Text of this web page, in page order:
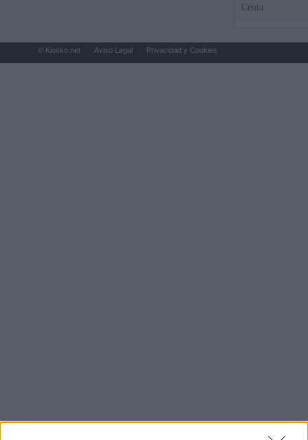
Ceuta
© Kiosko.net Aviso Legal Privacidad y Cookies